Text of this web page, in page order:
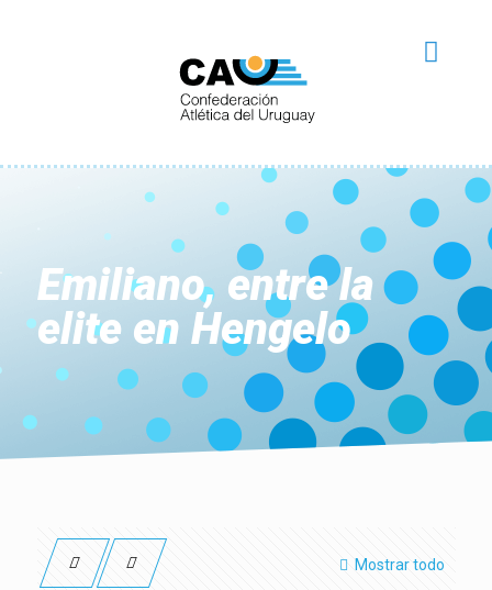
Emiliano, entre la
elite en Hengelo
Mostrar todo